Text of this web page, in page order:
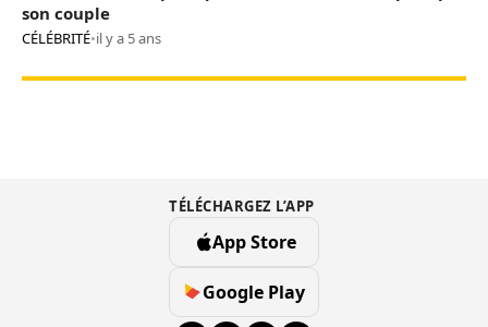
son couple
CÉLÉBRITÉ•il y a 5 ans
TÉLÉCHARGEZ L’APP
App Store
Google Play